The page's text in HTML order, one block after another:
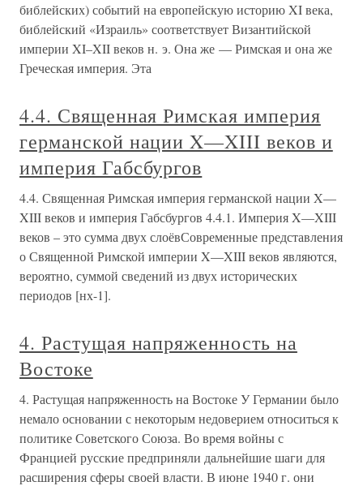
библейских) событий на европейскую историю XI века,
библейский «Израиль» соответствует Византийской
империи XI–XII веков н. э. Она же — Римская и она же
Греческая империя. Эта
4.4. Священная Римская империя
германской нации X—XIII веков и
империя Габсбургов
4.4. Священная Римская империя германской нации X—
XIII веков и империя Габсбургов 4.4.1. Империя X—XIII
веков – это сумма двух слоёвСовременные представления
о Священной Римской империи X—XIII веков являются,
вероятно, суммой сведений из двух исторических
периодов [нх-1].
4. Растущая напряженность на
Востоке
4. Растущая напряженность на Востоке У Германии было
немало основании с некоторым недоверием относиться к
политике Советского Союза. Во время войны с
Францией русские предприняли дальнейшие шаги для
расширения сферы своей власти. В июне 1940 г. они